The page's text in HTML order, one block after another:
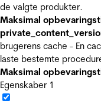
de valgte produkter.
Maksimal
brugerens cache - En
laste bestemte
Maksimal
Egenskaber 1